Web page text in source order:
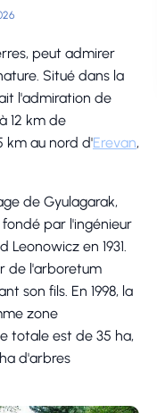
peut admirer
Situé dans la
l'admiration de
12 km de
km au nord d'Erevan,
de Gyulagarak,
par l'ingénieur
en 1931.
de l'arboretum
son fils. En 1998, la
zone
totale est de 35 ha,
d'arbres